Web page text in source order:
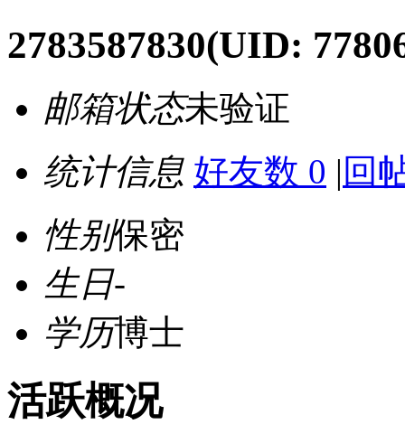
2783587830(UID:
邮箱状态未验证
统计信息 好友数 0 | 回
性别保密
生日-
学历博士
活跃概况